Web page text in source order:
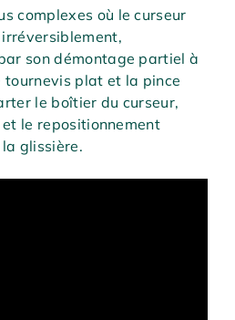
complexes où le curseur
son démontage partiel à
tournevis plat et la pince
le boîtier du curseur,
le repositionnement
glissière.